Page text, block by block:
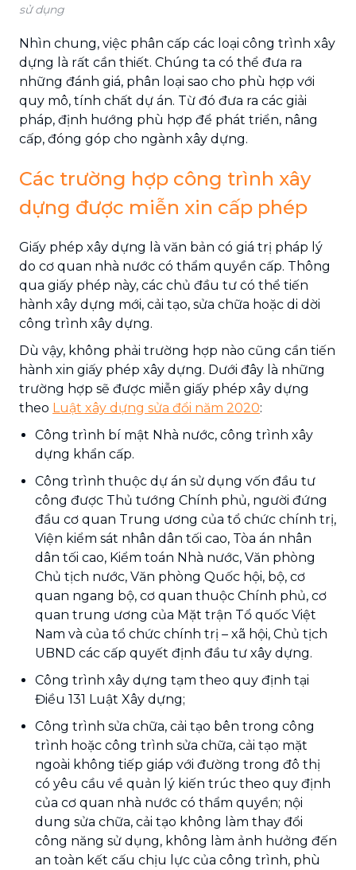
sử dụng
Nhìn chung, việc phân cấp các loại công trình xây
dựng là rất cần thiết. Chúng ta có thể đưa ra
những đánh giá, phân loại sao cho phù hợp với
quy mô, tính chất dự án. Từ đó đưa ra các giải
pháp, định hướng phù hợp để phát triển, nâng
cấp, đóng góp cho ngành xây dựng.
Các trường hợp công trình xây
dựng được miễn xin cấp phép
Giấy phép xây dựng là văn bản có giá trị pháp lý
do cơ quan nhà nước có thẩm quyền cấp. Thông
qua giấy phép này, các chủ đầu tư có thể tiến
hành xây dựng mới, cải tạo, sửa chữa hoặc di dời
công trình xây dựng.
Dù vậy, không phải trường hợp nào cũng cần tiến
hành xin giấy phép xây dựng. Dưới đây là những
trường hợp sẽ được miễn giấy phép xây dựng
theo Luật xây dựng sửa đổi năm 2020:
Công trình bí mật Nhà nước, công trình xây
dựng khẩn cấp.
Công trình thuộc dự án sử dụng vốn đầu tư
công được Thủ tướng Chính phủ, người đứng
đầu cơ quan Trung ương của tổ chức chính trị,
Viện kiểm sát nhân dân tối cao, Tòa án nhân
dân tối cao, Kiểm toán Nhà nước, Văn phòng
Chủ tịch nước, Văn phòng Quốc hội, bộ, cơ
quan ngang bộ, cơ quan thuộc Chính phủ, cơ
quan trung ương của Mặt trận Tổ quốc Việt
Nam và của tổ chức chính trị – xã hội, Chủ tịch
UBND các cấp quyết định đầu tư xây dựng.
Công trình xây dựng tạm theo quy định tại
Điều 131 Luật Xây dựng;
Công trình sửa chữa, cải tạo bên trong công
trình hoặc công trình sửa chữa, cải tạo mặt
ngoài không tiếp giáp với đường trong đô thị
có yêu cầu về quản lý kiến trúc theo quy định
của cơ quan nhà nước có thẩm quyền; nội
dung sửa chữa, cải tạo không làm thay đổi
công năng sử dụng, không làm ảnh hưởng đến
an toàn kết cấu chịu lực của công trình, phù